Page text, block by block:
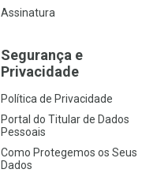
Assinatura
Segurança e
Privacidade
Política de Privacidade
Portal do Titular de Dados
Pessoais
Como Protegemos os Seus
Dados